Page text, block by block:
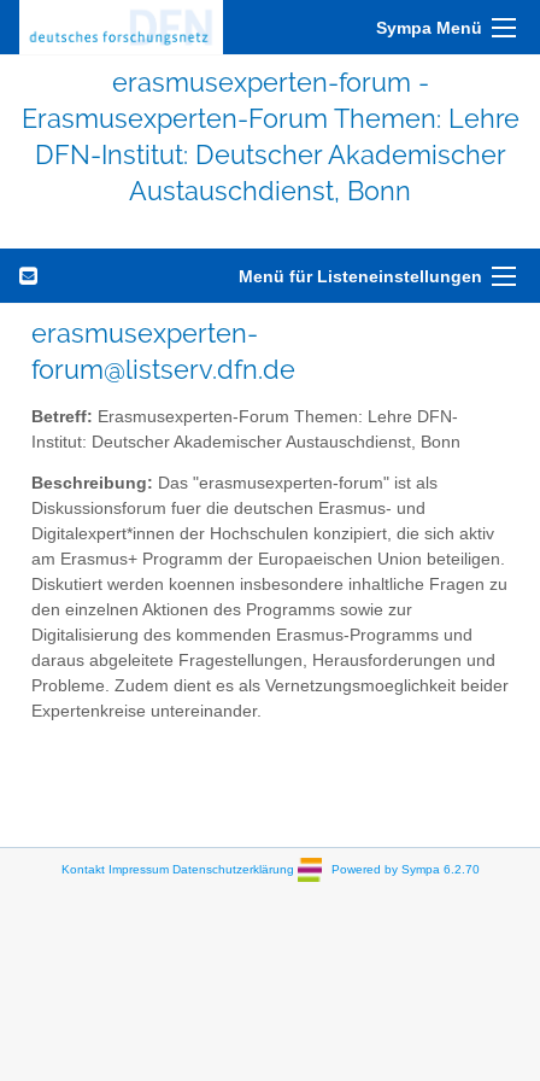
Sympa Menü
erasmusexperten-forum -
Erasmusexperten-Forum Themen: Lehre
DFN-Institut: Deutscher Akademischer
Austauschdienst, Bonn
Menü für Listeneinstellungen
erasmusexperten-
forum@listserv.dfn.de
Betreff: Erasmusexperten-Forum Themen: Lehre DFN-
Institut: Deutscher Akademischer Austauschdienst, Bonn
Beschreibung: Das "erasmusexperten-forum" ist als
Diskussionsforum fuer die deutschen Erasmus- und
Digitalexpert*innen der Hochschulen konzipiert, die sich aktiv
am Erasmus+ Programm der Europaeischen Union beteiligen.
Diskutiert werden koennen insbesondere inhaltliche Fragen zu
den einzelnen Aktionen des Programms sowie zur
Digitalisierung des kommenden Erasmus-Programms und
daraus abgeleitete Fragestellungen, Herausforderungen und
Probleme. Zudem dient es als Vernetzungsmoeglichkeit beider
Expertenkreise untereinander.
Kontakt Impressum Datenschutzerklärung Powered by Sympa 6.2.70